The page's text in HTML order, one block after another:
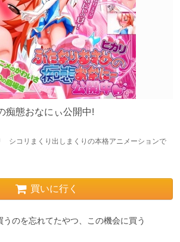
痴態おなにぃ公開中!
シコリまくり出しまくりの本格アニメーションで
買いに行く
のを忘れてたやつ、この機会に買う